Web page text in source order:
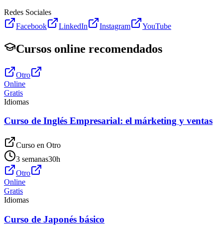
Redes Sociales
Facebook
LinkedIn Instagram YouTube
Cursos online recomendados
Otro
Online
Gratis
Idiomas
Curso de Inglés Empresarial: el márketing y ventas
Curso en Otro
3 semanas30h
Otro
Online
Gratis
Idiomas
Curso de Japonés básico